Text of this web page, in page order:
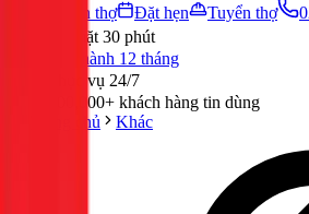
Tuyển thợ
Đặt hẹn Tuyển thợ
Có mặt 30 phút
Bảo hành 12 tháng
Phục vụ 24/7
300,000+ khách hàng tin dùng
Trang chủ
Khác